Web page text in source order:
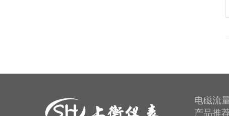
电磁流
产品推